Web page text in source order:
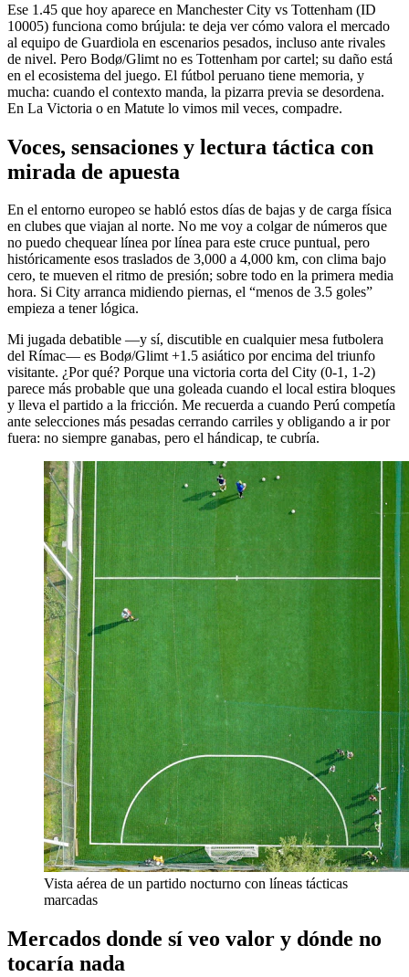
Ese 1.45 que hoy aparece en Manchester City vs Tottenham (ID
10005) funciona como brújula: te deja ver cómo valora el mercado
al equipo de Guardiola en escenarios pesados, incluso ante rivales
de nivel. Pero Bodø/Glimt no es Tottenham por cartel; su daño está
en el ecosistema del juego. El fútbol peruano tiene memoria, y
mucha: cuando el contexto manda, la pizarra previa se desordena.
En La Victoria o en Matute lo vimos mil veces, compadre.
Voces, sensaciones y lectura táctica con
mirada de apuesta
En el entorno europeo se habló estos días de bajas y de carga física
en clubes que viajan al norte. No me voy a colgar de números que
no puedo chequear línea por línea para este cruce puntual, pero
históricamente esos traslados de 3,000 a 4,000 km, con clima bajo
cero, te mueven el ritmo de presión; sobre todo en la primera media
hora. Si City arranca midiendo piernas, el “menos de 3.5 goles”
empieza a tener lógica.
Mi jugada debatible —y sí, discutible en cualquier mesa futbolera
del Rímac— es Bodø/Glimt +1.5 asiático por encima del triunfo
visitante. ¿Por qué? Porque una victoria corta del City (0-1, 1-2)
parece más probable que una goleada cuando el local estira bloques
y lleva el partido a la fricción. Me recuerda a cuando Perú competía
ante selecciones más pesadas cerrando carriles y obligando a ir por
fuera: no siempre ganabas, pero el hándicap, te cubría.
Vista aérea de un partido nocturno con líneas tácticas
marcadas
Mercados donde sí veo valor y dónde no
tocaría nada